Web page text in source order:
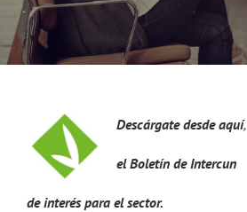
Lonjas
Symposiums
Noticias Descárgate desde aquí,
el Boletín de Intercun
de interés para el sector.